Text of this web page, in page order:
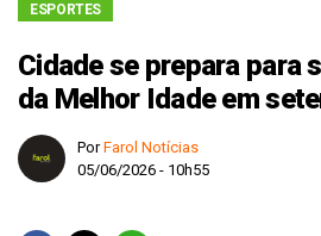
ESPORTES
Cidade se prepara para
da Melhor Idade em
PorFarol Notícias
05/06/2026 - 10h55